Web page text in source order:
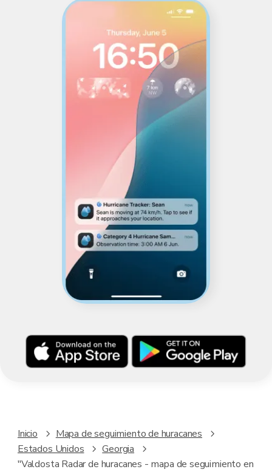
Inicio
Mapa de seguimiento de huracanes
Estados Unidos
Georgia
"Valdosta Radar de huracanes - mapa de seguimiento en